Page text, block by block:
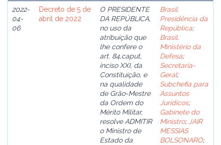
2022-
04-
06
Decreto de 5 de
abril de 2022
O PRESIDENTE
DA REPÚBLICA,
no uso da
atribuição que
lhe confere o
art. 84,caput,
inciso XXI, da
Constituição, e
na qualidade
de Grão-Mestre
da Ordem do
Mérito Militar,
resolve ADMITIR
o Ministro de
Estado da
Brasil.
Presidência da
República;
Brasil.
Ministério da
Defesa;
Secretaria-
Geral;
Subchefia para
Assuntos
Jurídicos;
Gabinete do
Ministro; JAIR
MESSIAS
BOLSONARO;